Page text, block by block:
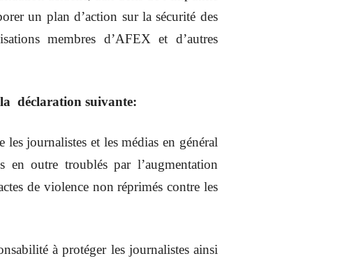
un plan d’action sur la sécurité des
membres d’AFEX et d’autres
la déclaration suivante:
les journalistes et les médias en général
outre troublés par l’augmentation
de violence non réprimés contre les
à protéger les journalistes ainsi